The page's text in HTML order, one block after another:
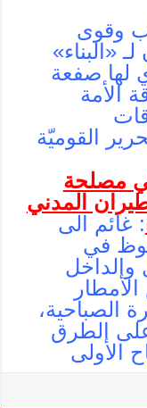
وقوى
«البناء»
لها صفعة
الأمة
القوميّة
مصلحة
المدني
: غائم الى
في
والداخل
الصباحية،
الطرق
الأولى